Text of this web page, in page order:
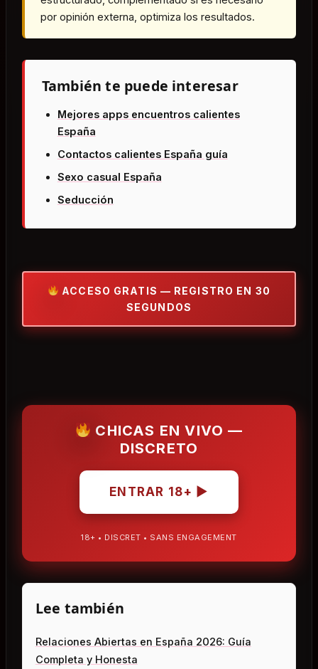
por opinión externa, optimiza los resultados.
También te puede interesar
Mejores apps encuentros calientes
España
Contactos calientes España guía
Sexo casual España
Seducción
ACCESO GRATIS — REGISTRO EN 30
SEGUNDOS
CHICAS EN VIVO —
DISCRETO
ENTRAR 18+ ▶
18+ • DISCRET • SANS ENGAGEMENT
Lee también
Relaciones Abiertas en España 2026: Guía
Completa y Honesta